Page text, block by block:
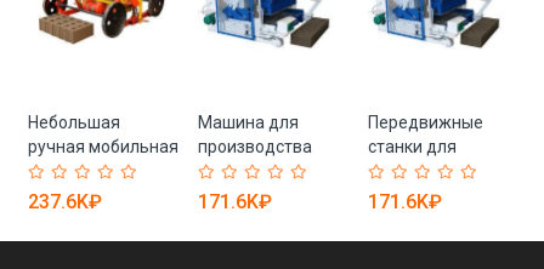
Небольшая
ручная мобильная
машина для
производства
237.6K₽
Машина для
производства
бетонных блоков
171.6K₽
Передвижные
станки для
производства
кирпича, блоков
171.6K₽